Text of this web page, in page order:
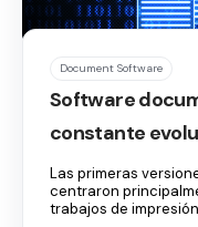
Document Software
Software
constante
Las primeras
centraron
trabajos de